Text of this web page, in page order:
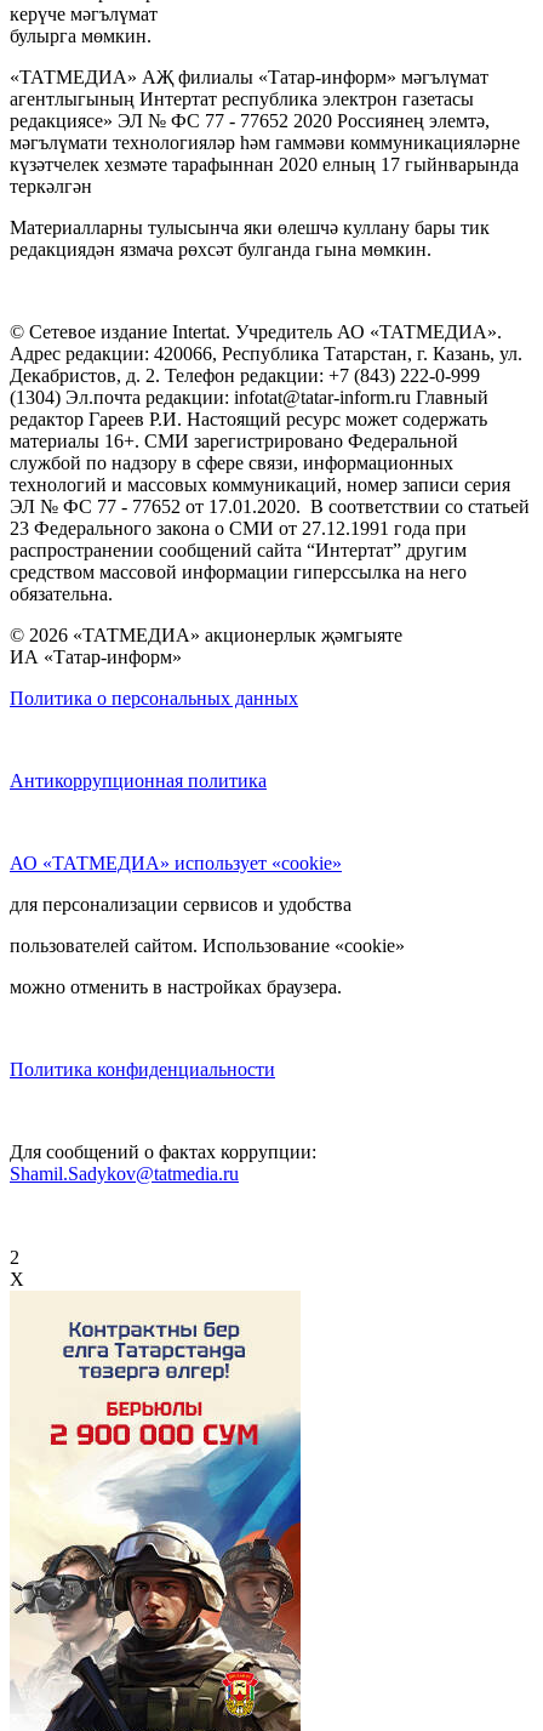
керүче мәгълүмат
булырга мөмкин.
«ТАТМЕДИА» АҖ филиалы «Татар-информ» мәгълүмат
агентлыгының Интертат республика электрон газетасы
редакциясе» ЭЛ № ФС 77 - 77652 2020 Россиянең элемтә,
мәгълүмати технологияләр һәм гаммәви коммуникацияләрне
күзәтчелек хезмәте тарафыннан 2020 елның 17 гыйнварында
теркәлгән
Материалларны тулысынча яки өлешчә куллану бары тик
редакциядән язмача рөхсәт булганда гына мөмкин.
© Сетевое издание Intertat. Учредитель АО «ТАТМЕДИА».
Адрес редакции: 420066, Республика Татарстан, г. Казань, ул.
Декабристов, д. 2. Телефон редакции: +7 (843) 222-0-999
(1304) Эл.почта редакции: infotat@tatar-inform.ru Главный
редактор Гареев Р.И. Настоящий ресурс может содержать
материалы 16+. СМИ зарегистрировано Федеральной
службой по надзору в сфере связи, информационных
технологий и массовых коммуникаций, номер записи серия
ЭЛ № ФС 77 - 77652 от 17.01.2020. В соответствии со статьей
23 Федерального закона о СМИ от 27.12.1991 года при
распространении сообщений сайта “Интертат” другим
средством массовой информации гиперссылка на него
обязательна.
© 2026 «ТАТМЕДИА» акционерлык җәмгыяте
ИА «Татар-информ»
Политика о персональных данных
Антикоррупционная политика
АО «ТАТМЕДИА» использует «cookie»
для персонализации сервисов и удобства
пользователей сайтом. Использование «cookie»
можно отменить в настройках браузера.
Политика конфиденциальности
Для сообщений о фактах коррупции:
Shamil.Sadykov@tatmedia.ru
2
X